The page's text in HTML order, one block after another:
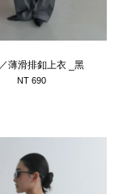
薄滑排釦上衣 _黑
NT 690